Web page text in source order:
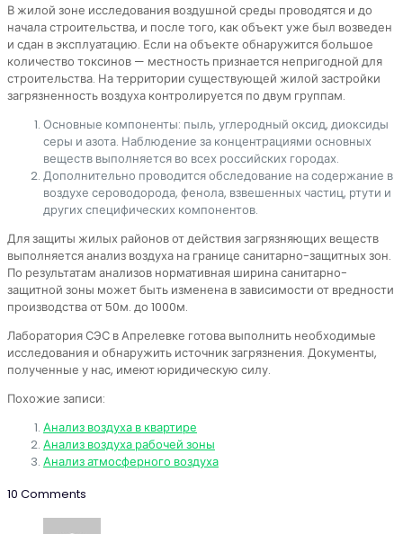
В жилой зоне исследования воздушной среды проводятся и до
начала строительства, и после того, как объект уже был возведен
и сдан в эксплуатацию. Если на объекте обнаружится большое
количество токсинов — местность признается непригодной для
строительства. На территории существующей жилой застройки
загрязненность воздуха контролируется по двум группам.
Основные компоненты: пыль, углеродный оксид, диоксиды
серы и азота. Наблюдение за концентрациями основных
веществ выполняется во всех российских городах.
Дополнительно проводится обследование на содержание в
воздухе сероводорода, фенола, взвешенных частиц, ртути и
других специфических компонентов.
Для защиты жилых районов от действия загрязняющих веществ
выполняется анализ воздуха на границе санитарно-защитных зон.
По результатам анализов нормативная ширина санитарно-
защитной зоны может быть изменена в зависимости от вредности
производства от 50м. до 1000м.
Лаборатория СЭС в Апрелевке готова выполнить необходимые
исследования и обнаружить источник загрязнения. Документы,
полученные у нас, имеют юридическую силу.
Похожие записи:
Анализ воздуха в квартире
Анализ воздуха рабочей зоны
Анализ атмосферного воздуха
10 Comments